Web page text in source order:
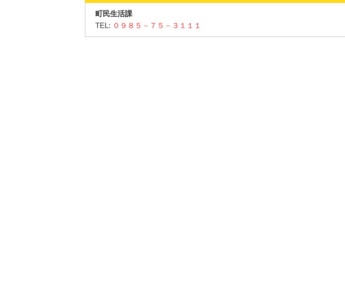
町民生活課
TEL: ０９８５－７５－３１１１